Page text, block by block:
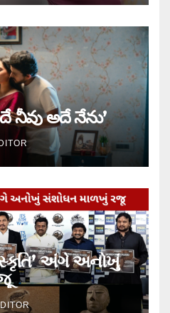
నీవు అదే నేను’
અંગે અનોખું